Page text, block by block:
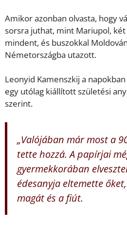
Amikor azonban olvasta, hogy
sorsra juthat, mint Mariupol,
mindent, és buszokkal
Németországba utazott.
Leonyid Kamenszkij a
egy utólag kiállított születési
szerint.
„Valójában már most a
tette hozzá. A papírjai
gyermekkorában
édesanyja eltemette
magát és a fiút.